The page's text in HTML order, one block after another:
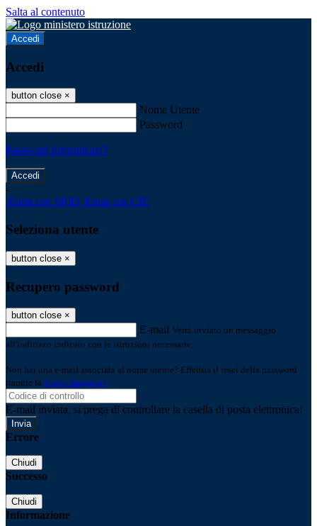
Salta al contenuto
Accedi
Accedi
button close ×
Nome Utente
Password
Password dimenticata?
-
Entra con SPID Entra con CIE
Seleziona utente
button close ×
Recupero password
button close ×
E-mail Verrà inviato un messaggio
all'indirizzo indicato con le istruzioni necessarie.
Non hai una e-mail associata al nome utente? Effettua il reset della password
tramite la Login Spaggiari
E-mail inviata, si prega di controllare la casella di posta elettronica!
Errore
Chiudi
Successo
Chiudi
Informazione